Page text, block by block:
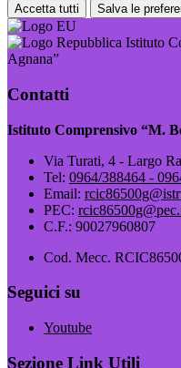
Accetta tutti Salva le
Istituto
Agnana”
Contatti
Istituto Comprensivo “M.
Via Turati, 4 - Largo
Tel: 0964/388464 -
Email:
PEC:
C.F.: 90027960807
Cod. Mecc.
Seguici su
Youtube
Sezione Link Utili